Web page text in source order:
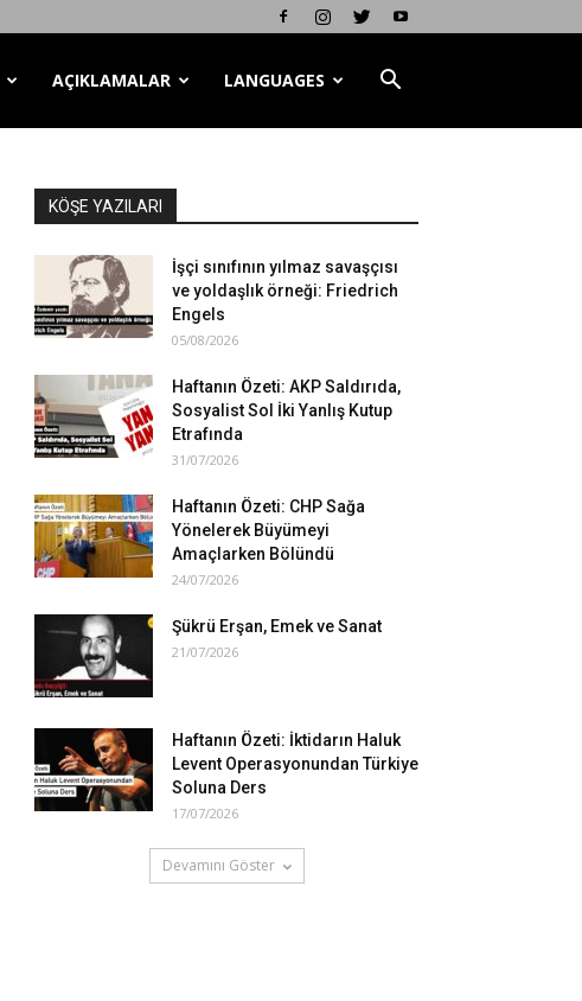
AÇIKLAMALAR LANGUAGES
KÖŞE YAZILARI
İşçi sınıfının yılmaz savaşçısı
ve yoldaşlık örneği: Friedrich
Engels
05/08/2026
Haftanın Özeti: AKP Saldırıda,
Sosyalist Sol İki Yanlış Kutup
Etrafında
31/07/2026
Haftanın Özeti: CHP Sağa
Yönelerek Büyümeyi
Amaçlarken Bölündü
24/07/2026
Şükrü Erşan, Emek ve Sanat
21/07/2026
Haftanın Özeti: İktidarın Haluk
Levent Operasyonundan Türkiye
Soluna Ders
17/07/2026
Devamını Göster